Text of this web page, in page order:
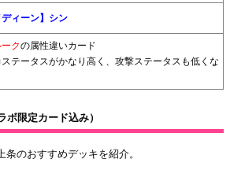
ディーン】シン
クの属性違いカード
ステータスがかなり高く、攻撃ステータスも低くな
ボ限定カード込み）
のおすすめデッキを紹介。